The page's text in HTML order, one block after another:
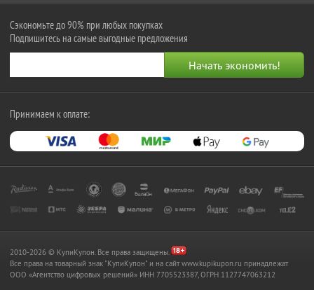
Сэкономьте до 90% при любых покупках
Подпишитесь на самые выгодные предложения
Принимаем к оплате:
2010-2026 © КупиКупон. Все права защищены.
Все права на товарный знак "КупиКупон" и на сайт www.kupikupon.ru принадлежат
OOO «Агентство цифровых решений» ИНН 7705523387, ОГРН 1127747063212